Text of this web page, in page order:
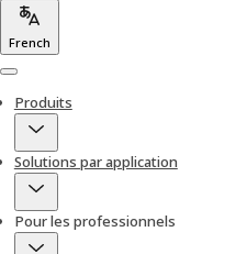
French
Menu
Produits
Solutions par application
Pour les professionnels